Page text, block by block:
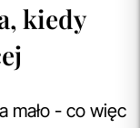
kiedy
mało - co więc